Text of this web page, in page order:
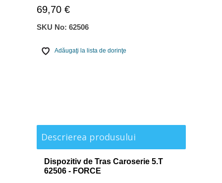
69,70 €
SKU No: 62506
Adăugaţi la lista de dorinţe
Descrierea produsului
Dispozitiv de Tras Caroserie 5.T
62506 - FORCE